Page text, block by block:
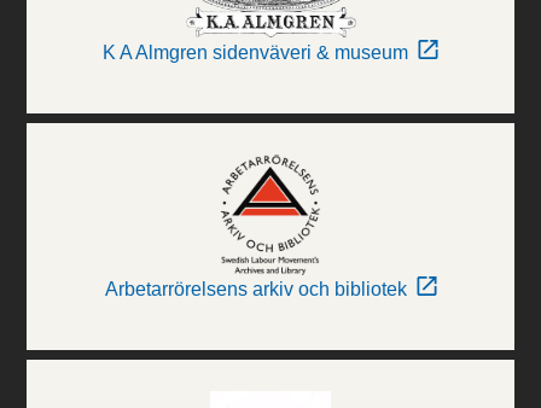
K A Almgren sidenväveri & museum
Arbetarrörelsens arkiv och bibliotek